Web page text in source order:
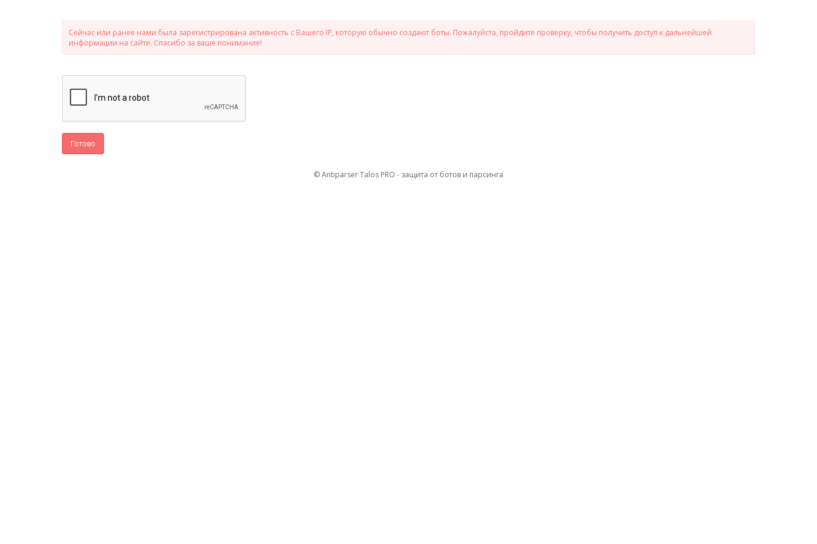
Сейчас или ранее нами была зарегистрирована активность с Вашего IP, которую обычно создают боты. Пожалуйста, пройдите проверку, чтобы получить доступ к дальнейшей
информации на сайте. Спасибо за ваше понимание!
Готово
© Antiparser Talos PRO - защита от ботов и парсинга